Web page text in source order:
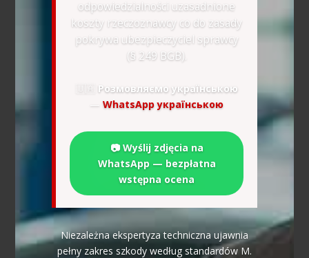
odpowiedzialności uzasadnione
koszty rzeczoznawcy co do zasady
pokrywa ubezpieczyciel sprawcy
(§ 249 BGB).
🇺🇦 Розмовляємо українською
— WhatsApp українською
📷 Wyślij zdjęcia na
WhatsApp — bezpłatna
wstępna ocena
Niezależna ekspertyza techniczna ujawnia
pełny zakres szkody według standardów M.